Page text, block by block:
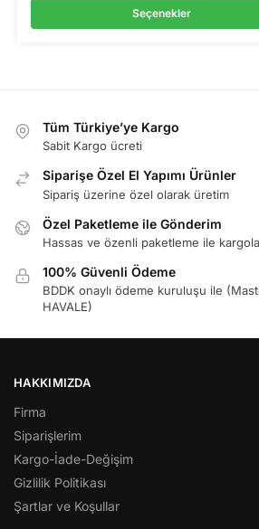
Seçenekler
Tüm Türkiye’ye Kargo
Sabit Kargo ücreti
Siparişe Özel El Yapımı Ürünler
Sipariş üzerine özel olarak üretim
Özel Paketleme ile Gönderim
Hassas ve özenli paketleme ile
100% Güvenli Ödeme
BDDK onaylı ödeme kuruluşu ile
HAVALE)
HAKKIMIZDA
Firma
Siparişlerim
Kargo-İade-Değişim
Gizlilik Politikası
Şartlar ve Koşullar